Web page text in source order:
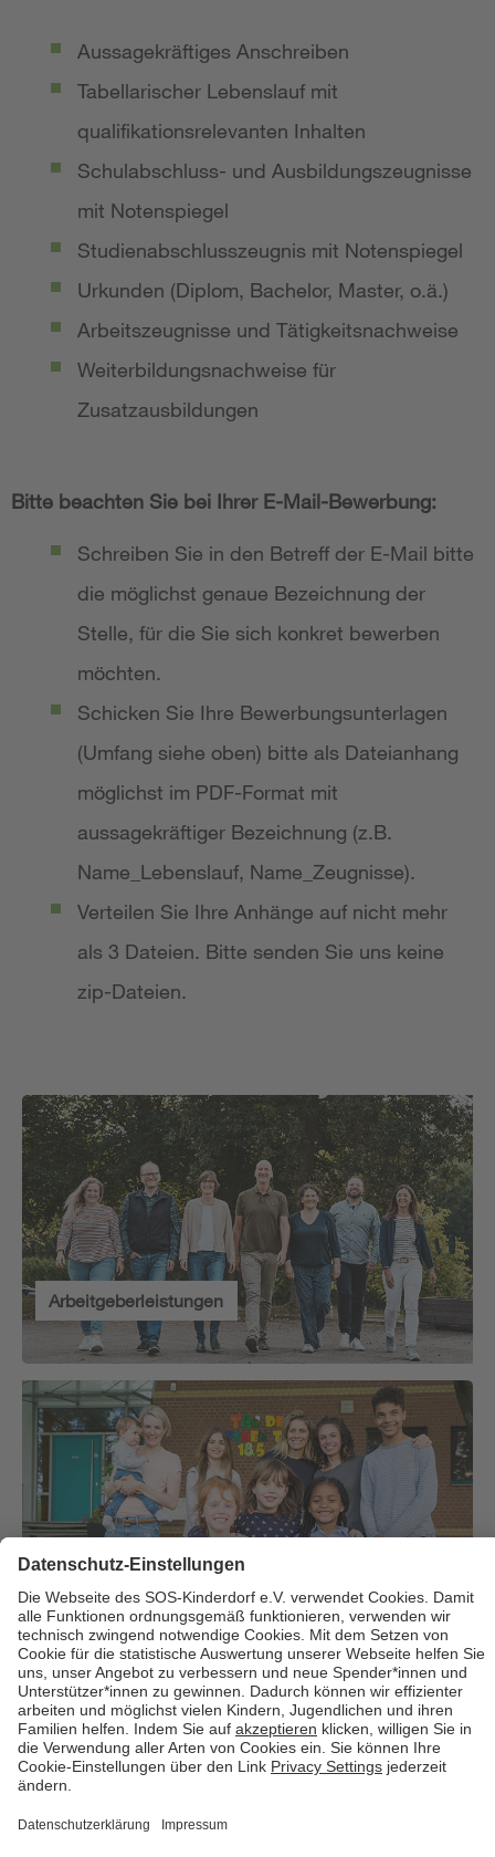
Aussagekräftiges Anschreiben
Tabellarischer Lebenslauf mit
qualifikationsrelevanten Inhalten
Schulabschluss- und Ausbildungszeugnisse
mit Notenspiegel
Studienabschlusszeugnis mit Notenspiegel
Urkunden (Diplom, Bachelor, Master, o.ä.)
Arbeitszeugnisse und Tätigkeitsnachweise
Weiterbildungsnachweise für
Zusatzausbildungen
Bitte beachten Sie bei Ihrer E-Mail-Bewerbung:
Schreiben Sie in den Betreff der E-Mail bitte
die möglichst genaue Bezeichnung der
Stelle, für die Sie sich konkret bewerben
möchten.
Schicken Sie Ihre Bewerbungsunterlagen
(Umfang siehe oben) bitte als Dateianhang
möglichst im PDF-Format mit
aussagekräftiger Bezeichnung (z.B.
Name_Lebenslauf, Name_Zeugnisse).
Verteilen Sie Ihre Anhänge auf nicht mehr
als 3 Dateien. Bitte senden Sie uns keine
zip-Dateien.
Arbeitgeberleistungen